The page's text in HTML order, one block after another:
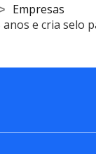
Empresas
anos e cria selo